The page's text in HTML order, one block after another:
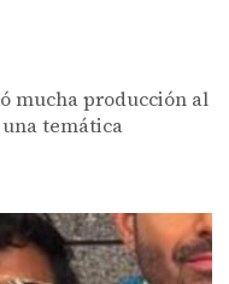
mucha producción al
temática